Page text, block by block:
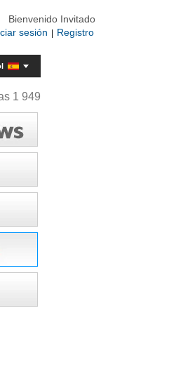
Bienvenido Invitado
sesión
Registro
1 949